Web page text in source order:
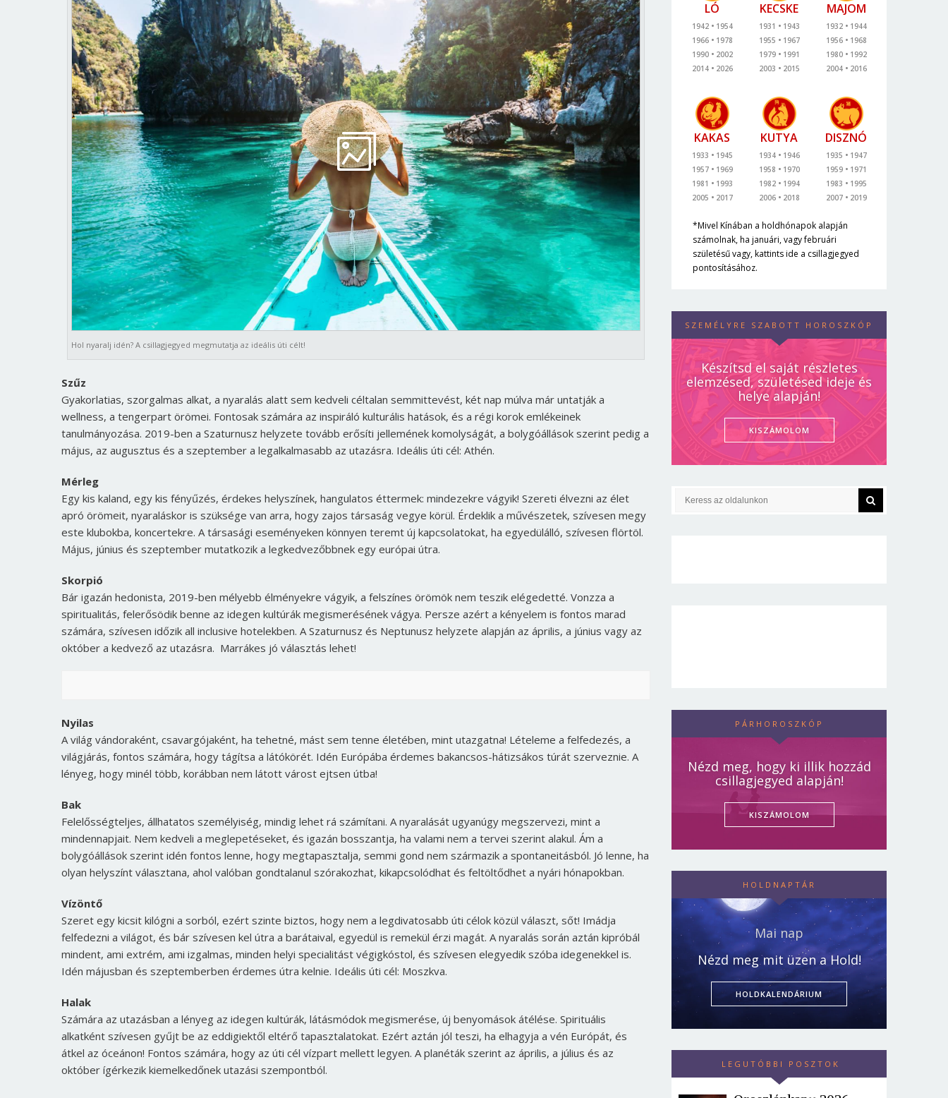
Hol nyaralj idén? A csillagjegyed megmutatja az ideális úti célt!
Szűz
Gyakorlatias, szorgalmas alkat, a nyaralás alatt sem kedveli céltalan semmittevést, két nap múlva már untatják a
wellness, a tengerpart örömei. Fontosak számára az inspiráló kulturális hatások, és a régi korok emlékeinek
tanulmányozása. 2019-ben a Szaturnusz helyzete tovább erősíti jellemének komolyságát, a bolygóállások szerint pedig a
május, az augusztus és a szeptember a legalkalmasabb az utazásra. Ideális úti cél: Athén.
Mérleg
Egy kis kaland, egy kis fényűzés, érdekes helyszínek, hangulatos éttermek: mindezekre vágyik! Szereti élvezni az élet
apró örömeit, nyaraláskor is szüksége van arra, hogy zajos társaság vegye körül. Érdeklik a művészetek, szívesen megy
este klubokba, koncertekre. A társasági eseményeken könnyen teremt új kapcsolatokat, ha egyedülálló, szívesen flörtöl.
Május, június és szeptember mutatkozik a legkedvezőbbnek egy európai útra.
Skorpió
Bár igazán hedonista, 2019-ben mélyebb élményekre vágyik, a felszínes örömök nem teszik elégedetté. Vonzza a
spiritualitás, felerősödik benne az idegen kultúrák megismerésének vágya. Persze azért a kényelem is fontos marad
számára, szívesen időzik all inclusive hotelekben. A Szaturnusz és Neptunusz helyzete alapján az április, a június vagy az
október a kedvező az utazásra. Marrákes jó választás lehet!
Nyilas
A világ vándoraként, csavargójaként, ha tehetné, mást sem tenne életében, mint utazgatna! Lételeme a felfedezés, a
világjárás, fontos számára, hogy tágítsa a látókörét. Idén Európába érdemes bakancsos-hátizsákos túrát szerveznie. A
lényeg, hogy minél több, korábban nem látott várost ejtsen útba!
Bak
Felelősségteljes, állhatatos személyiség, mindig lehet rá számítani. A nyaralását ugyanúgy megszervezi, mint a
mindennapjait. Nem kedveli a meglepetéseket, és igazán bosszantja, ha valami nem a tervei szerint alakul. Ám a
bolygóállások szerint idén fontos lenne, hogy megtapasztalja, semmi gond nem származik a spontaneitásból. Jó lenne, ha
olyan helyszínt választana, ahol valóban gondtalanul szórakozhat, kikapcsolódhat és feltöltődhet a nyári hónapokban.
Vízöntő
Szeret egy kicsit kilógni a sorból, ezért szinte biztos, hogy nem a legdivatosabb úti célok közül választ, sőt! Imádja
felfedezni a világot, és bár szívesen kel útra a barátaival, egyedül is remekül érzi magát. A nyaralás során aztán kipróbál
mindent, ami extrém, ami izgalmas, minden helyi specialitást végigkóstol, és szívesen elegyedik szóba idegenekkel is.
Idén májusban és szeptemberben érdemes útra kelnie. Ideális úti cél: Moszkva.
Halak
Számára az utazásban a lényeg az idegen kultúrák, látásmódok megismerése, új benyomások átélése. Spirituális
alkatként szívesen gyűjt be az eddigiektől eltérő tapasztalatokat. Ezért aztán jól teszi, ha elhagyja a vén Európát, és
átkel az óceánon! Fontos számára, hogy az úti cél vízpart mellett legyen. A planéták szerint az április, a július és az
október ígérkezik kiemelkedőnek utazási szempontból.
LÓ
1942
1954
1966
1978
1990
2002
2014
2026
KECSKE
1931
1943
1955
1967
1979
1991
2003
2015
MAJOM
1932
1944
1956
1968
1980
1992
2004
2016
KAKAS
1933
1945
1957
1969
1981
1993
2005
2017
KUTYA
1934
1946
1958
1970
1982
1994
2006
2018
DISZNÓ
1935
1947
1959
1971
1983
1995
2007
2019
*Mivel Kínában a holdhónapok alapján
számolnak, ha januári, vagy februári
születésű vagy, kattints ide a csillagjegyed
pontosításához.
SZEMÉLYRE SZABOTT HOROSZKÓP
Készítsd el saját részletes
elemzésed, születésed ideje és
helye alapján!
KISZÁMOLOM
PÁRHOROSZKÓP
Nézd meg, hogy ki illik hozzád
csillagjegyed alapján!
KISZÁMOLOM
HOLDNAPTÁR
Mai nap
Nézd meg mit üzen a Hold!
HOLDKALENDÁRIUM
LEGUTÓBBI POSZTOK
Borsonline bejelentkezés
E-mail cím vagy felhasználónév
Jelszó
Mégse Bejelentkezés